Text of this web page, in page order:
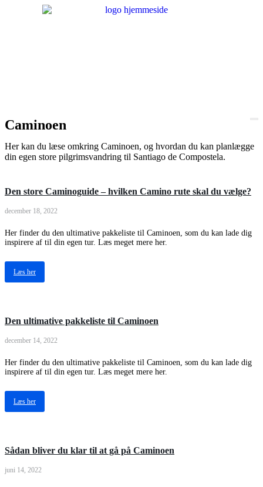
Caminoen
Her kan du læse omkring Caminoen, og hvordan du kan planlægge
din egen store pilgrimsvandring til Santiago de Compostela.
Den store Caminoguide – hvilken Camino rute skal du vælge?
december 18, 2022
Her finder du den ultimative pakkeliste til Caminoen, som du kan lade dig
inspirere af til din egen tur. Læs meget mere her.
Læs her
Den ultimative pakkeliste til Caminoen
december 14, 2022
Her finder du den ultimative pakkeliste til Caminoen, som du kan lade dig
inspirere af til din egen tur. Læs meget mere her.
Læs her
Sådan bliver du klar til at gå på Caminoen
juni 14, 2022